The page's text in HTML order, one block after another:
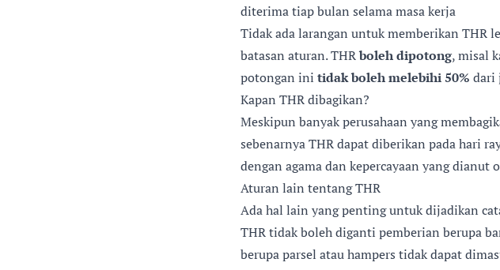
diterima tiap bulan selama masa kerja
Tidak ada larangan untuk memberikan THR
batasan aturan. THRboleh dipotong, misal
potongan ini tidak boleh melebihi 50% dari
Kapan THR dibagikan?
Meskipun banyak perusahaan yang
sebenarnya THR dapat diberikan pada hari
dengan agama dan kepercayaan yang dianut
Aturan lain tentang THR
Ada hal lain yang penting untuk dijadikan
THR tidak boleh diganti pemberian berupa
berupa parsel atau hampers tidak dapat